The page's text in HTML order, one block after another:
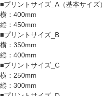
■プリントサイズ_A（基本サイズ）
横：400mm
縦：450mm
■プリントサイズ_B
横：350mm
縦：400mm
■プリントサイズ_C
横：250mm
縦：300mm